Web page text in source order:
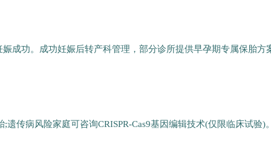
成功。成功妊娠后转产科管理，部分诊所提供早孕期专属保胎方
传病风险家庭可咨询CRISPR-Cas9基因编辑技术(仅限临床试验)。